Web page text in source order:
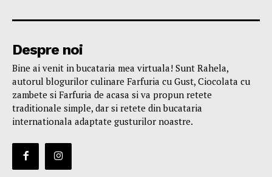
Despre noi
Bine ai venit in bucataria mea virtuala! Sunt Rahela,
autorul blogurilor culinare Farfuria cu Gust, Ciocolata cu
zambete si Farfuria de acasa si va propun retete
traditionale simple, dar si retete din bucataria
internationala adaptate gusturilor noastre.